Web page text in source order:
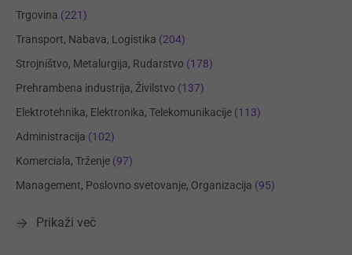
Trgovina (221)
Transport, Nabava, Logistika (204)
Strojništvo, Metalurgija, Rudarstvo (178)
Prehrambena industrija, Živilstvo (137)
Elektrotehnika, Elektronika, Telekomunikacije (113)
Administracija (102)
Komerciala, Trženje (97)
Management, Poslovno svetovanje, Organizacija (95)
Prikaži več